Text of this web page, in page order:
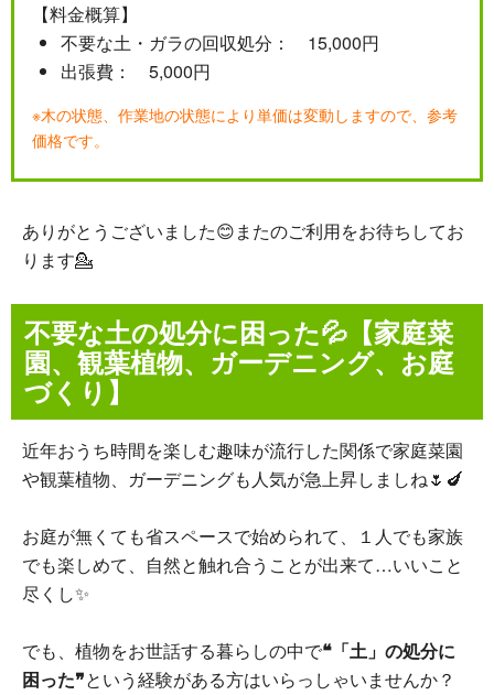
【料金概算】
不要な土・ガラの回収処分： 15,000円
出張費： 5,000円
※木の状態、作業地の状態により単価は変動しますので、参考
価格です。
ありがとうございました😊またのご利用をお待ちしてお
ります💁
不要な土の処分に困った💦【家庭菜
園、観葉植物、ガーデニング、お庭
づくり】
近年おうち時間を楽しむ趣味が流行した関係で家庭菜園
や観葉植物、ガーデニングも人気が急上昇しましね🌷🍆
お庭が無くても省スペースで始められて、１人でも家族
でも楽しめて、自然と触れ合うことが出来て…いいこと
尽くし✨
でも、植物をお世話する暮らしの中で❝「土」の処分に
困った❞という経験がある方はいらっしゃいませんか？